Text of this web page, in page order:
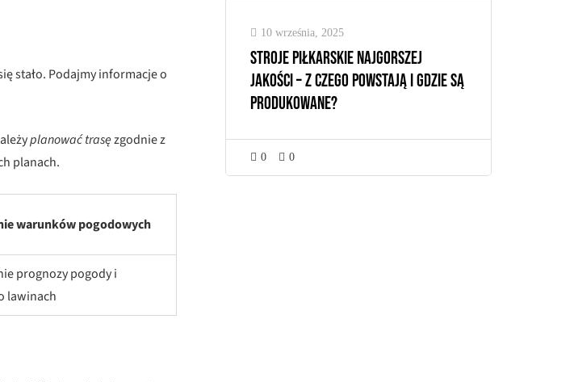
stało. Podajmy informacje o
planować trasęzgodnie z
planach.
warunków pogodowych
prognozy pogody i
lawinach
10 września, 2025
Stroje piłkarskie najgorszej
jakości – z czego powstają i gdzie są
produkowane?
0 0